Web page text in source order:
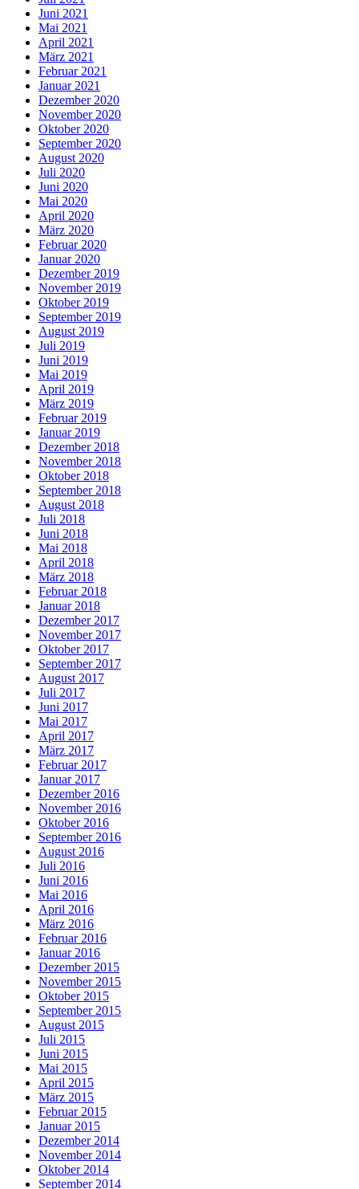
Juni 2021
Mai 2021
April 2021
März 2021
Februar 2021
Januar 2021
Dezember 2020
November 2020
Oktober 2020
September 2020
August 2020
Juli 2020
Juni 2020
Mai 2020
April 2020
März 2020
Februar 2020
Januar 2020
Dezember 2019
November 2019
Oktober 2019
September 2019
August 2019
Juli 2019
Juni 2019
Mai 2019
April 2019
März 2019
Februar 2019
Januar 2019
Dezember 2018
November 2018
Oktober 2018
September 2018
August 2018
Juli 2018
Juni 2018
Mai 2018
April 2018
März 2018
Februar 2018
Januar 2018
Dezember 2017
November 2017
Oktober 2017
September 2017
August 2017
Juli 2017
Juni 2017
Mai 2017
April 2017
März 2017
Februar 2017
Januar 2017
Dezember 2016
November 2016
Oktober 2016
September 2016
August 2016
Juli 2016
Juni 2016
Mai 2016
April 2016
März 2016
Februar 2016
Januar 2016
Dezember 2015
November 2015
Oktober 2015
September 2015
August 2015
Juli 2015
Juni 2015
Mai 2015
April 2015
März 2015
Februar 2015
Januar 2015
Dezember 2014
November 2014
Oktober 2014
September 2014